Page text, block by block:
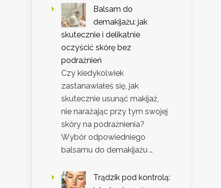
Balsam do
demakijażu: jak
skutecznie i delikatnie
oczyścić skórę bez
podrażnień
Czy kiedykolwiek
zastanawiałeś się, jak
skutecznie usunąć makijaż,
nie narażając przy tym swojej
skóry na podrażnienia?
Wybór odpowiedniego
balsamu do demakijażu …
Trądzik pod kontrolą: